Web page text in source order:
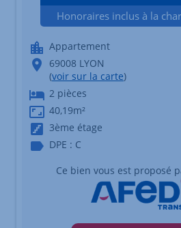
Honoraires inclus à la
Appartement
69008 LYON
(voir sur la carte)
2 pièces
40,19m²
3ème étage
DPE : C
Ce bien vous est proposé